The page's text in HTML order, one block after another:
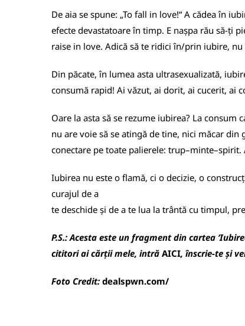
De aia se spune: „To fall in love!“ A cădea în
efecte devastatoare în timp. E nașpa rău să-ți
raise in love. Adică să te ridici în/prin iubire, nu
Din păcate, în lumea asta ultrasexualizată,
consumă rapid! Ai văzut, ai dorit, ai cucerit, ai
Oare la asta să se rezume iubirea? La
nu are voie să se atingă de tine, nici măcar
conectare pe toate palierele: trup–minte–spirit.
Iubirea nu este o flamă, ci o decizie, o
curajul de a
te deschide și de a te lua la trântă cu timpul,
P.S.: Acesta este un fragment din cartea
cititori ai cărții mele, intră AICI, înscrie-te și
Foto Credit: dealspwn.com/